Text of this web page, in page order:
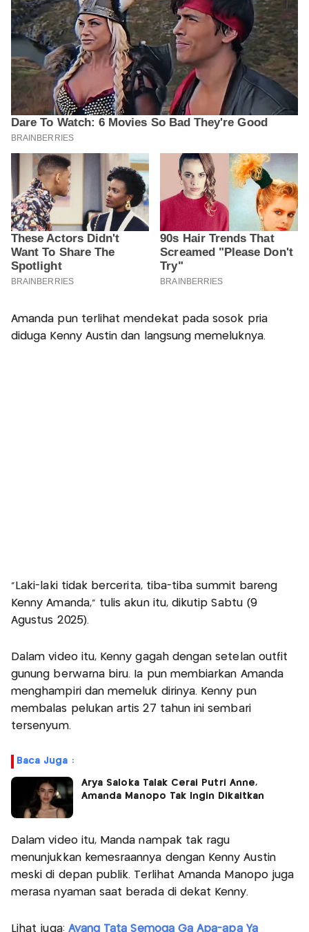
Amanda pun terlihat mendekat pada sosok pria
diduga Kenny Austin dan langsung memeluknya.
“Laki-laki tidak bercerita, tiba-tiba summit bareng
Kenny Amanda,” tulis akun itu, dikutip Sabtu (9
Agustus 2025).
Dalam video itu, Kenny gagah dengan setelan outfit
gunung berwarna biru. Ia pun membiarkan Amanda
menghampiri dan memeluk dirinya. Kenny pun
membalas pelukan artis 27 tahun ini sembari
tersenyum.
Baca Juga :
Arya Saloka Talak Cerai Putri Anne,
Amanda Manopo Tak Ingin Dikaitkan
Dalam video itu, Manda nampak tak ragu
menunjukkan kemesraannya dengan Kenny Austin
meski di depan publik. Terlihat Amanda Manopo juga
merasa nyaman saat berada di dekat Kenny.
Lihat juga: Ayang Tata Semoga Ga Apa-apa Ya